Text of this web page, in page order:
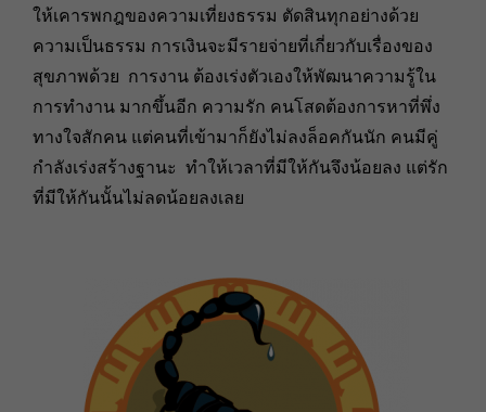
ให้เคารพกฎของความเที่ยงธรรม ตัดสินทุกอย่างด้วย
ความเป็นธรรม การเงินจะมีรายจ่ายที่เกี่ยวกับเรื่องของ
สุขภาพด้วย การงาน ต้องเร่งตัวเองให้พัฒนาความรู้ใน
การทำงาน มากขึ้นอีก ความรัก คนโสดต้องการหาที่พึ่ง
ทางใจสักคน แต่คนที่เข้ามาก็ยังไม่ลงล็อคกันนัก คนมีคู่
กำลังเร่งสร้างฐานะ ทำให้เวลาที่มีให้กันจึงน้อยลง แต่รัก
ที่มีให้กันนั้นไม่ลดน้อยลงเลย